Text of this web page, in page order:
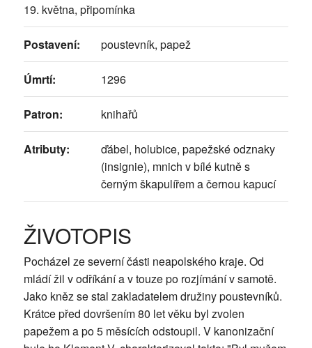
19. května, připomínka
Postavení: poustevník, papež
Úmrtí: 1296
Patron: knihařů
Atributy:
ďábel, holubice, papežské odznaky
(insignie), mnich v bílé kutně s
černým škapulířem a černou kapucí
ŽIVOTOPIS
Pocházel ze severní části neapolského kraje. Od
mládí žil v odříkání a v touze po rozjímání v samotě.
Jako kněz se stal zakladatelem družiny poustevníků.
Krátce před dovršením 80 let věku byl zvolen
papežem a po 5 měsících odstoupil. V kanonizační